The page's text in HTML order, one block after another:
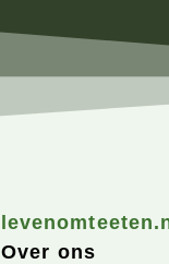
Over ons